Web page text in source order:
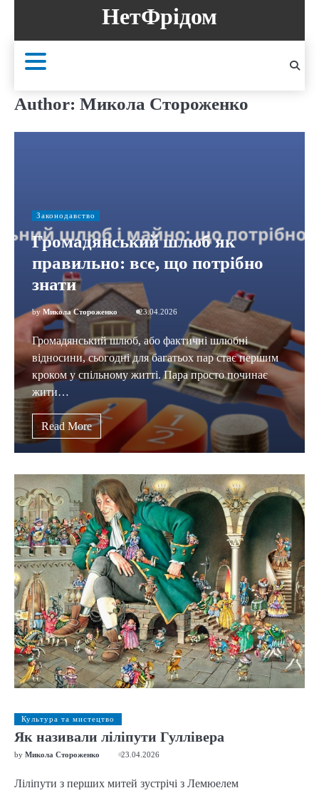
content
НетФрідом
Author: Микола Стороженко
Законодавство
Громадянський шлюб як
правильно: все, що потрібно
знати
by Микола Стороженко 23.04.2026
Громадянський шлюб, або фактичні шлюбні
відносини, сьогодні для багатьох пар стає першим
кроком у спільному житті. Пара просто починає
жити…
Read More
Культура та мистецтво
Як називали ліліпути Гуллівера
by Микола Стороженко 23.04.2026
Ліліпути з перших митей зустрічі з Лемюелем